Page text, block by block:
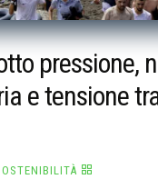
pressione,
e tensione